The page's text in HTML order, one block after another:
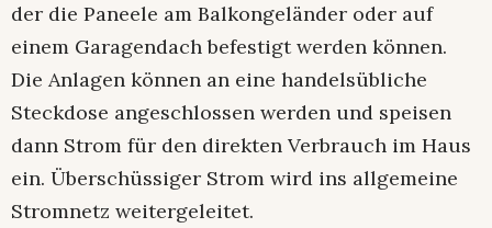
der die Paneele am Balkongeländer oder auf
einem Garagendach befestigt werden können.
Die Anlagen können an eine handelsübliche
Steckdose angeschlossen werden und speisen
dann Strom für den direkten Verbrauch im Haus
ein. Überschüssiger Strom wird ins allgemeine
Stromnetz weitergeleitet.